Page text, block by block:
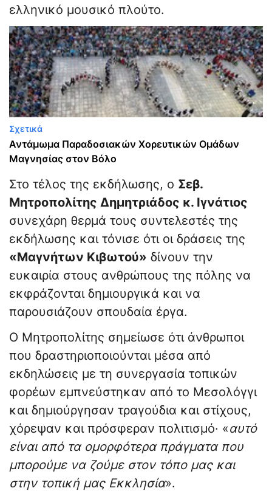
ελληνικό μουσικό πλούτο.
Σχετικά
Αντάμωμα Παραδοσιακών Χορευτικών Ομάδων
Μαγνησίας στον Βόλο
Στο τέλος της εκδήλωσης, ο Σεβ.
Μητροπολίτης Δημητριάδος κ. Ιγνάτιος
συνεχάρη θερμά τους συντελεστές της
εκδήλωσης και τόνισε ότι οι δράσεις της
«Μαγνήτων Κιβωτού» δίνουν την
ευκαιρία στους ανθρώπους της πόλης να
εκφράζονται δημιουργικά και να
παρουσιάζουν σπουδαία έργα.
Ο Μητροπολίτης σημείωσε ότι άνθρωποι
που δραστηριοποιούνται μέσα από
εκδηλώσεις με τη συνεργασία τοπικών
φορέων εμπνεύστηκαν από το Μεσολόγγι
και δημιούργησαν τραγούδια και στίχους,
χόρεψαν και πρόσφεραν πολιτισμό· «αυτό
είναι από τα ομορφότερα πράγματα που
μπορούμε να ζούμε στον τόπο μας και
στην τοπική μας Εκκλησία».